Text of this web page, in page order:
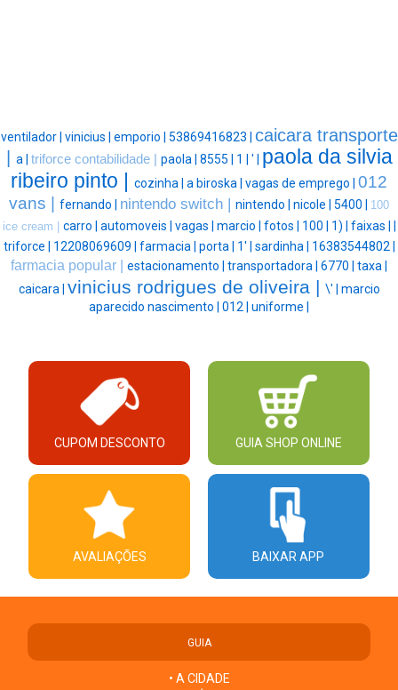
ventilador | vinicius | emporio | 53869416823 | caicara transporte
a | triforce contabilidade | paola | 8555 | 1 | ' | paola da silvia
ribeiro pinto | cozinha | a biroska | vagas de emprego | 012
vans |
fernando | nintendo switch | nintendo | nicole | 5400 | 100
ice cream | carro | automoveis | vagas | marcio | fotos | 100 | 1) | faixas |
triforce | 12208069609 | farmacia | porta | 1' | sardinha | 16383544802 |
farmacia popular | estacionamento | transportadora | 6770 | taxa |
caicara | vinicius rodrigues de oliveira | \' | marcio
aparecido nascimento | 012 | uniforme |
CUPOM DESCONTO GUIA SHOP ONLINE
AVALIAÇÕES BAIXAR APP
GUIA
• A CIDADE